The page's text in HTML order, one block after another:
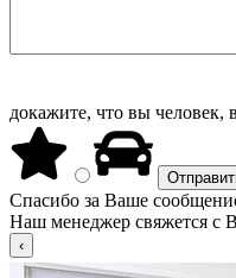
докажите, что вы человек,
Спасибо за Ваше
Наш менеджер свяжется с